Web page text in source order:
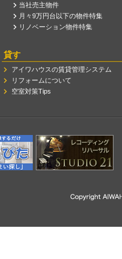
当社売主物件
月々9万円台以下の物件特集
リノベーション物件特集
貸す
アイワハウスの賃貸管理システム
リフォームについて
空室対策Tips